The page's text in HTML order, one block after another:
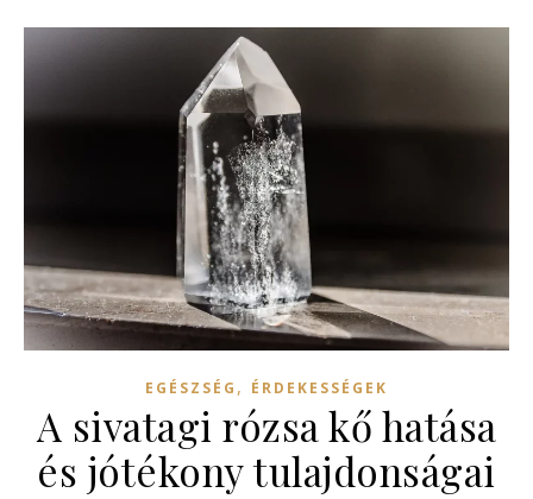
EGÉSZSÉG , ÉRDEKESSÉGEK
A sivatagi rózsa kő hatása
és jótékony tulajdonságai